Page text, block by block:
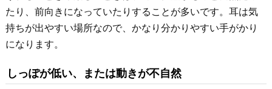
たり、前向きになっていたりすることが多いです。耳は気
持ちが出やすい場所なので、かなり分かりやすい手がかり
になります。
しっぽが低い、または動きが不自然